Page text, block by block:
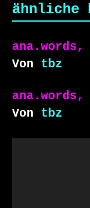
ähnliche
Von tbz
Von tbz